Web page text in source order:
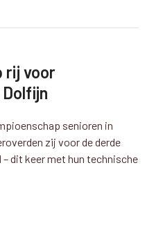
rij voor
senioren in
zij voor de derde
dit keer met hun technische